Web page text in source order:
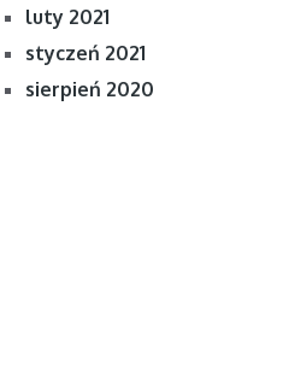
luty 2021
styczeń 2021
sierpień 2020